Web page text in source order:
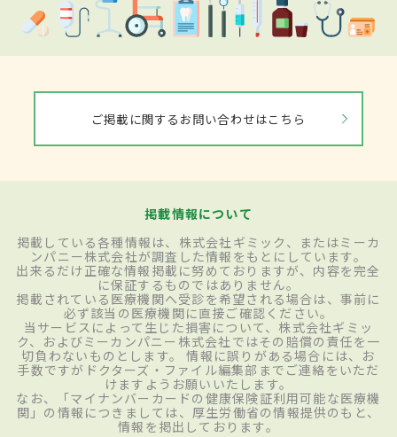
ご掲載に関するお問い合わせはこちら
掲載情報について
掲載している各種情報は、株式会社ギミック、またはミーカ
ンパニー株式会社が調査した情報をもとにしています。
出来るだけ正確な情報掲載に努めておりますが、内容を完全
に保証するものではありません。
掲載されている医療機関へ受診を希望される場合は、事前に
必ず該当の医療機関に直接ご確認ください。
当サービスによって生じた損害について、株式会社ギミッ
ク、およびミーカンパニー株式会社ではその賠償の責任を一
切負わないものとします。 情報に誤りがある場合には、お
手数ですがドクターズ・ファイル編集部までご連絡をいただ
けますようお願いいたします。
なお、「マイナンバーカードの健康保険証利用可能な医療機
関」の情報につきましては、厚生労働省の情報提供のもと、
情報を掲出しております。